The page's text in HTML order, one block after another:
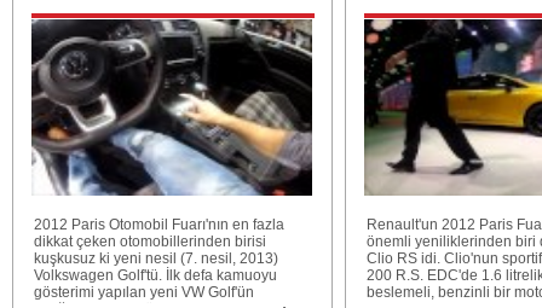
karbon malzemeler
Aktif arka spoyleri pist
mm, yol kullanımı için 120
yükselebilen bu kanat 60
yaparak F1 araçlarındaki
benzer şekilde
yardımcı oluyor.
*Global debut of new
supercar *McLaren P1
driver's car on both road
large adjustable 'active'
optimise aerodynamics
design that uses a carbon
monocoque and roof
called MonoCage, and
'multi-purpose' body panel
Motor Show
2012 Paris Otomobil Fuarı'nın en fazla
dikkat çeken otomobillerinden birisi
kuşkusuz ki yeni nesil (7. nesil, 2013)
Volkswagen Golf'tü. İlk defa kamuoyu
gösterimi yapılan yeni VW Golf'ün
Paris Motor Show
Renault'un 2012 Paris
önemli yeniliklerinden biri
Clio RS idi. Clio'nun
200 R.S. EDC'de 1.6
beslemeli, benzinli bir